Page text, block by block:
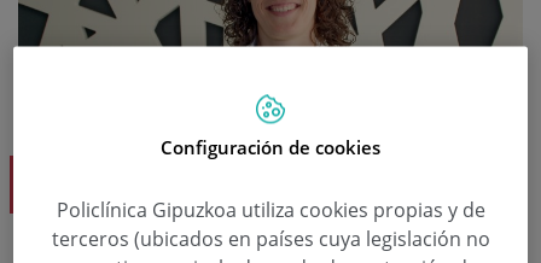
Configuración de cookies
Policlínica Gipuzkoa utiliza cookies propias y de
terceros (ubicados en países cuya legislación no